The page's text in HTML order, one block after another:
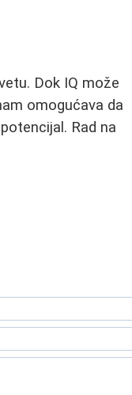
Dok IQ može
omogućava da
Rad na